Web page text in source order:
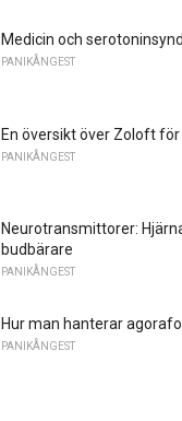
Medicin och
PANIKÅNGEST
En översikt över Zoloft
PANIKÅNGEST
Neurotransmittorer:
budbärare
PANIKÅNGEST
Hur man hanterar
PANIKÅNGEST